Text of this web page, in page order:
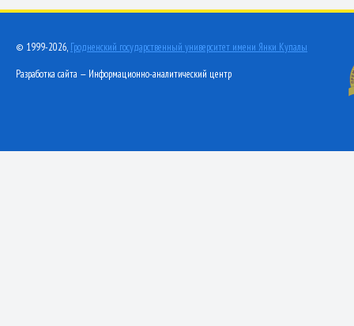
© 1999-2026, Гродненский государственный университет имени Янки Купалы
Разработка сайта — Информационно-аналитический центр